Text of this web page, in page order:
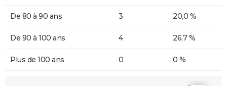
De 80 à 90 ans 3 20,0 %
De 90 à 100 ans 4 26,7 %
Plus de 100 ans 0 0 %